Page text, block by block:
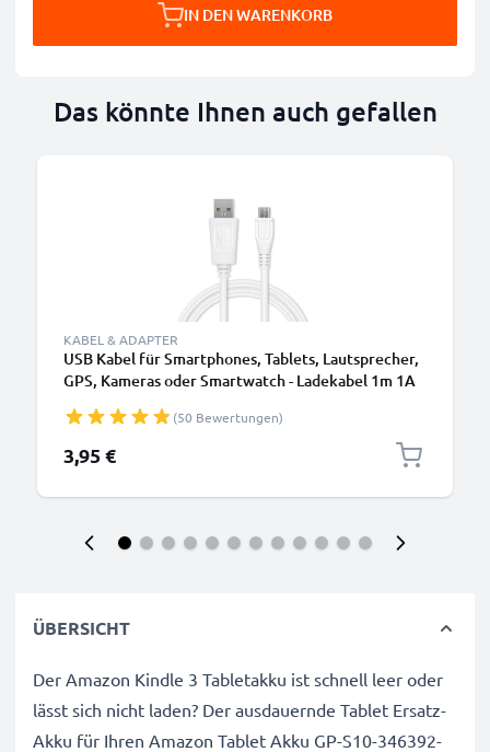
IN DEN WARENKORB
Das könnte Ihnen auch gefallen
KABEL & ADAPTER
USB Kabel für Smartphones, Tablets, Lautsprecher,
GPS, Kameras oder Smartwatch - Ladekabel 1m 1A
(50 Bewertungen)
3,95 €
ÜBERSICHT
Der Amazon Kindle 3 Tabletakku ist schnell leer oder
lässt sich nicht laden? Der ausdauernde Tablet Ersatz-
Akku für Ihren Amazon Tablet Akku GP-S10-346392-